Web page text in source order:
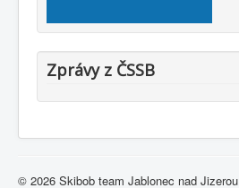
Zprávy z ČSSB
© 2026 Skibob team Jablonec nad Jizerou